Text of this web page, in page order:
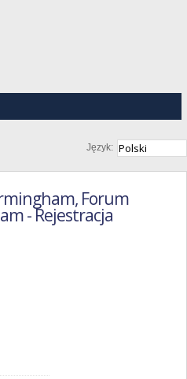
Język:
Forum
- Rejestracja